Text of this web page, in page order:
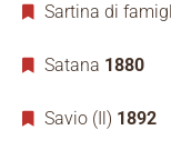
Sartina di
Satana 1880
Savio (Il) 1892